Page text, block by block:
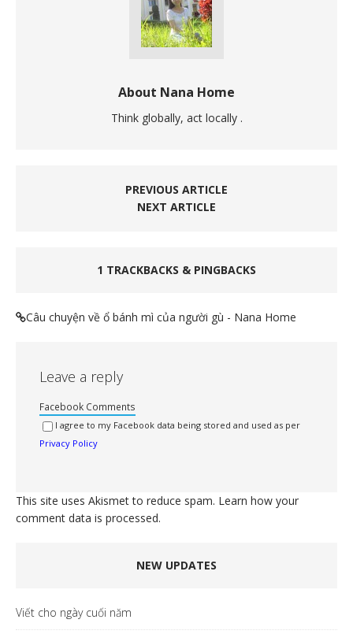
About Nana Home
Think globally, act locally .
PREVIOUS ARTICLE
NEXT ARTICLE
1 TRACKBACKS & PINGBACKS
Câu chuyện về ổ bánh mì của người gù - Nana Home
Leave a reply
Facebook Comments
I agree to my Facebook data being stored and used as per
Privacy Policy
This site uses Akismet to reduce spam. Learn how your
comment data is processed.
NEW UPDATES
Viết cho ngày cuối năm